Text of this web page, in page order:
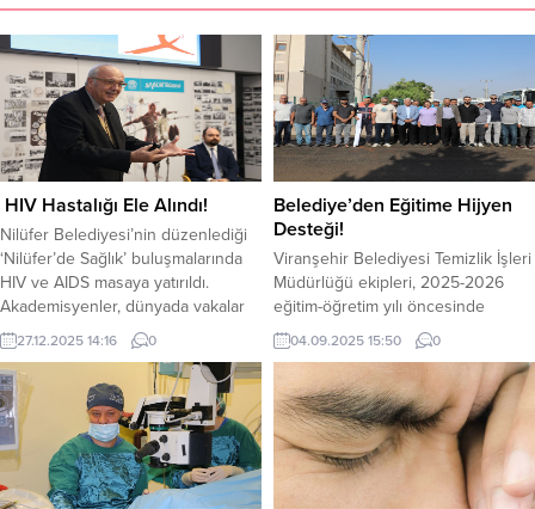
HIV Hastalığı Ele Alındı!
Nilüfer Belediyesi’nin düzenlediği
‘Nilüfer’de Sağlık’ buluşmalarında
HIV ve AIDS masaya yatırıldı.
Akademisyenler, dünyada vakalar
azalırken, Türkiye’de artış eğilimine
dikkat çekerek, erken tanının
önemini vurguladılar. Nilüfer
Belediyesi tarafından düzenlenen
‘Nilüfer’de Sağlık’ buluşmaları
kapsamında “HIV/AIDS Yeterince
Farkında Mıyız?” başlığıyla bir
seminer gerçekleştirildi. Nilüfer
27.12.2025 14:16 0
Belediye’den Eğitime Hijyen
Desteği!
Viranşehir Belediyesi Temizlik İşleri
Müdürlüğü ekipleri, 2025-2026
eğitim-öğretim yılı öncesinde
öğrencilerin sağlıklı ve hijyenik bir
ortamda eğitim görmeleri için
okullar bölgesinde kapsamlı bir
temizlik çalışması gerçekleştirdi.
Yürütülen çalışmalar kapsamında
çevredeki yabani otlar
temizlenirken, moloz ve çöpler
toplanarak bölge genelinde temizlik
04.09.2025 15:50 0